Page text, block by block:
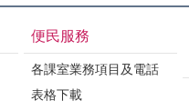
便民服務
各課室業務項目及電話
表格下載